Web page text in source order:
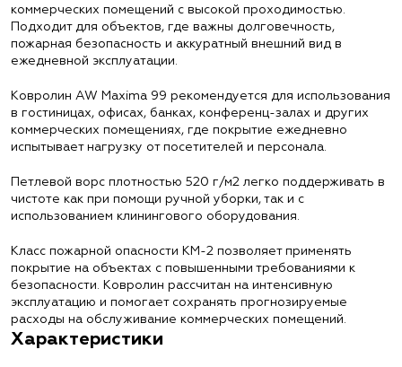
коммерческих помещений с высокой проходимостью.
Подходит для объектов, где важны долговечность,
пожарная безопасность и аккуратный внешний вид в
ежедневной эксплуатации.
Ковролин AW Maxima 99 рекомендуется для использования
в гостиницах, офисах, банках, конференц-залах и других
коммерческих помещениях, где покрытие ежедневно
испытывает нагрузку от посетителей и персонала.
Петлевой ворс плотностью 520 г/м2 легко поддерживать в
чистоте как при помощи ручной уборки, так и с
использованием клинингового оборудования.
Класс пожарной опасности КМ-2 позволяет применять
покрытие на объектах с повышенными требованиями к
безопасности. Ковролин рассчитан на интенсивную
эксплуатацию и помогает сохранять прогнозируемые
расходы на обслуживание коммерческих помещений.
Характеристики